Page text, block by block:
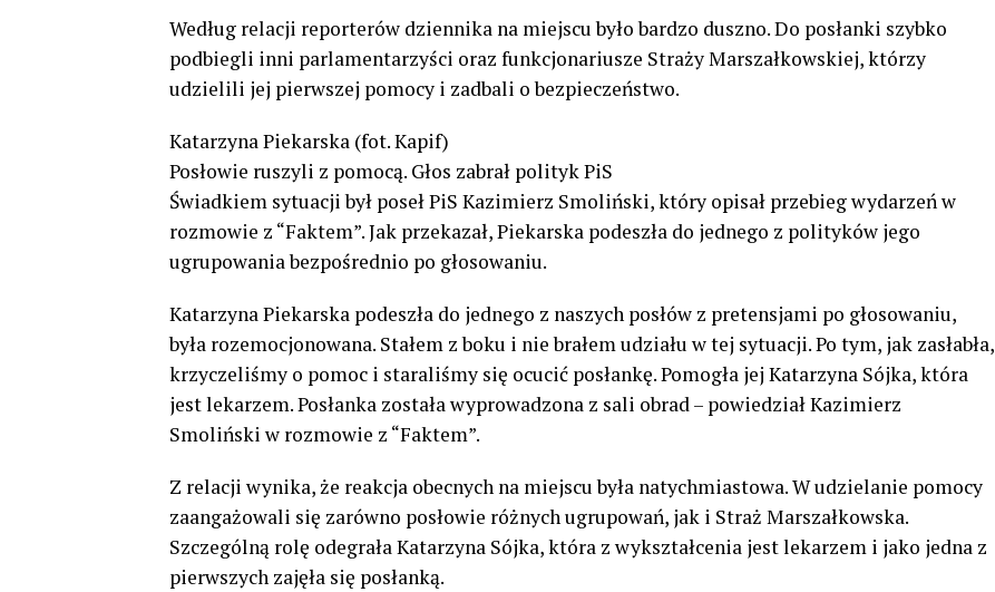
Według relacji reporterów dziennika na miejscu było bardzo duszno. Do posłanki szybko
podbiegli inni parlamentarzyści oraz funkcjonariusze Straży Marszałkowskiej, którzy
udzielili jej pierwszej pomocy i zadbali o bezpieczeństwo.
Katarzyna Piekarska (fot. Kapif)
Posłowie ruszyli z pomocą. Głos zabrał polityk PiS
Świadkiem sytuacji był poseł PiS Kazimierz Smoliński, który opisał przebieg wydarzeń w
rozmowie z “Faktem”. Jak przekazał, Piekarska podeszła do jednego z polityków jego
ugrupowania bezpośrednio po głosowaniu.
Katarzyna Piekarska podeszła do jednego z naszych posłów z pretensjami po głosowaniu,
była rozemocjonowana. Stałem z boku i nie brałem udziału w tej sytuacji. Po tym, jak zasłabła,
krzyczeliśmy o pomoc i staraliśmy się ocucić posłankę. Pomogła jej Katarzyna Sójka, która
jest lekarzem. Posłanka została wyprowadzona z sali obrad – powiedział Kazimierz
Smoliński w rozmowie z “Faktem”.
Z relacji wynika, że reakcja obecnych na miejscu była natychmiastowa. W udzielanie pomocy
zaangażowali się zarówno posłowie różnych ugrupowań, jak i Straż Marszałkowska.
Szczególną rolę odegrała Katarzyna Sójka, która z wykształcenia jest lekarzem i jako jedna z
pierwszych zajęła się posłanką.